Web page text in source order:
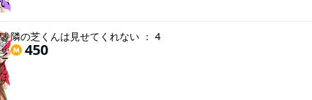
隣の芝くんは見せてくれない ： 4
450